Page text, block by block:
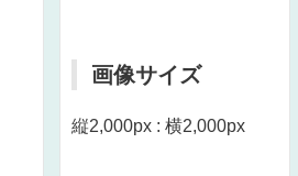
画像サイズ
縦2,000px : 横2,000px